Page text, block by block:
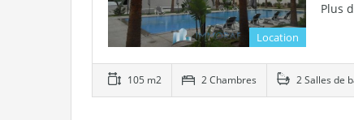
Location
Plus
105 m2 2 Chambres 2 Salles de